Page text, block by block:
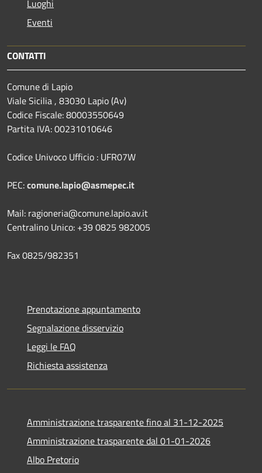
Luoghi
Eventi
CONTATTI
Comune di Lapio
Viale Sicilia , 83030 Lapio (Av)
Codice Fiscale: 80003550649
Partita IVA: 00231010646
Codice Univoco Ufficio : UFR07W
PEC:comune.lapio@asmepec.it
Mail: ragioneria@comune.lapio.av.it
Centralino Unico: +39 0825 982005
Fax 0825/982351
Prenotazione appuntamento
Segnalazione disservizio
Leggi le FAQ
Richiesta assistenza
Amministrazione trasparente fino al 31-12-2025
Amministrazione trasparente dal 01-01-2026
Albo Pretorio